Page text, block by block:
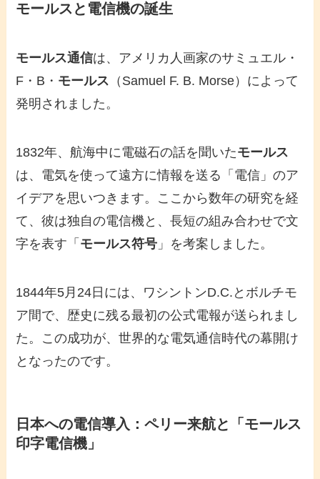
モールス と電信機の誕生
モールス通信は、アメリカ人画家のサミュエル・
F・B・ モールス （Samuel F. B. Morse）によって
発明されました。
1832年、航海中に電磁石の話を聞いたモールス
は、電気を使って遠方に情報を送る「電信」のア
イデアを思いつきます。ここから数年の研究を経
て、彼は独自の電信機と、長短の組み合わせで文
字を表す「 モールス符号 」を考案しました。
1844年5月24日には、ワシントンD.C.とボルチモ
ア間で、歴史に残る最初の公式電報が送られまし
た。この成功が、世界的な電気通信時代の幕開け
となったのです。
日本への電信導入：ペリー来航と「モールス
印字電信機」